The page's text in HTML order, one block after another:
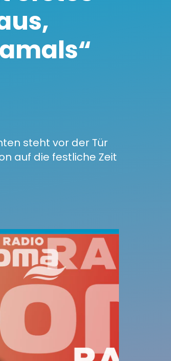
steht vor der Tür
auf die festliche Zeit